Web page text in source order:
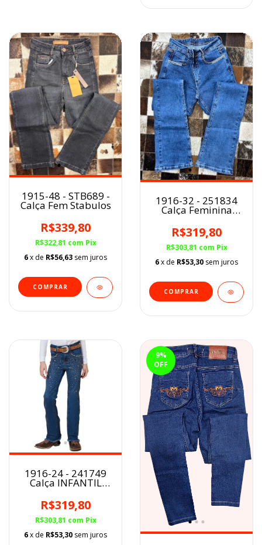
1915-48 - STB689 -
Calça Fem Stabulos
R$339,80
R$322,81 com Pix
6x de R$56,63 sem juros
COMPRAR
1916-32 - 251834
Calça Feminina
Minuty Cós Alto /
Bordada Flare
R$319,80
R$303,81 com Pix
6x de R$53,30 sem juros
COMPRAR
1916-24 - 241749
Calça INFANTIL
Fem Minuty
BootCut
Pedraria/Estrelas
R$319,80
R$303,81 com Pix
6x de R$53,30 sem juros
9%
OFF